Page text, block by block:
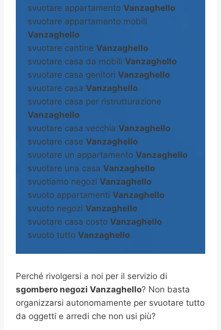
svuotare appartamento Vanzaghello
svuotare appartamento mobili
Vanzaghello
svuotare cantine Vanzaghello
svuotare casa da mobili Vanzaghello
svuotare casa genitori Vanzaghello
svuotare casa Vanzaghello
svuotare casa per ristrutturazione
Vanzaghello
svuotare casa vecchia Vanzaghello
svuotare case Vanzaghello
svuotare un appartamento Vanzaghello
svuotare una casa Vanzaghello
svuotiamo negozi Vanzaghello
svuoto appartamenti Vanzaghello
svuoto negozi Vanzaghello
svuotare casa costo Vanzaghello
svuoto tutto Vanzaghello
Perché rivolgersi a noi per il servizio di
sgombero negozi Vanzaghello? Non basta
organizzarsi autonomamente per svuotare tutto
da oggetti e arredi che non usi più?